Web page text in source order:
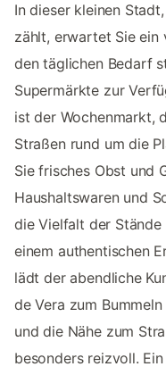
In dieser kleinen
zählt, erwartet Sie ein
den täglichen Bedarf
Supermärkte zur
ist der Wochenmarkt,
Straßen rund um die
Sie frisches Obst und
Haushaltswaren und
die Vielfalt der
einem authentischen
lädt der abendliche
de Vera zum
und die Nähe zum
besonders reizvoll.